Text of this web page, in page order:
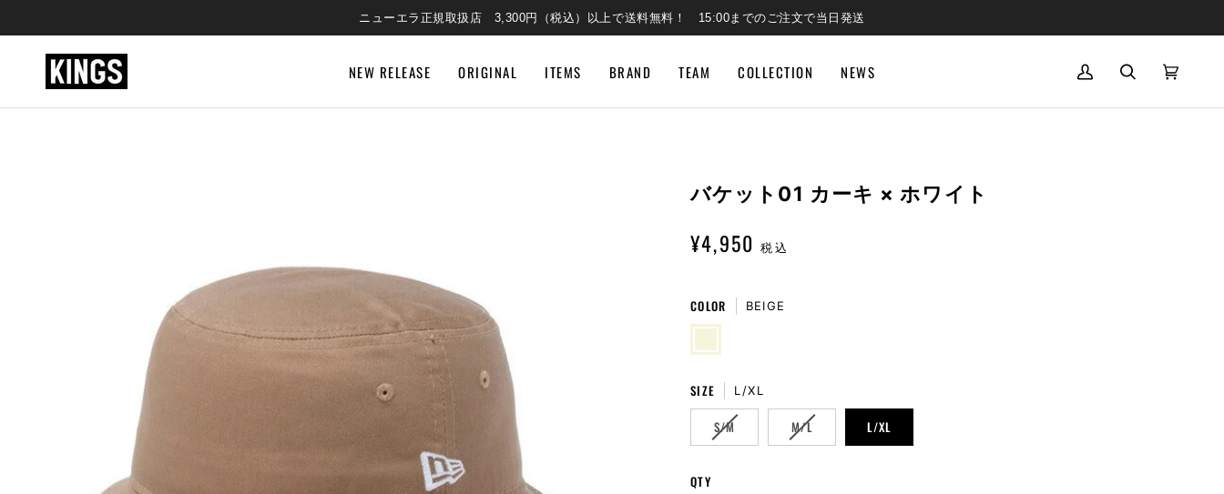
ニューエラ正規取扱店 3,300円（税込）以上で送料無料！ 15:00までのご注文で当日発送
NEW RELEASE ORIGINAL ITEMS BRAND TEAM COLLECTION NEWS
MY
SEARCHCART
バケット01 カーキ × ホワイト
¥4,950 税込
COLOR BEIGE
BEIGE
SIZE L/XL
S/MVARIANT
SOLD
M/LVARIANT
SOLD
L/XL
QTY